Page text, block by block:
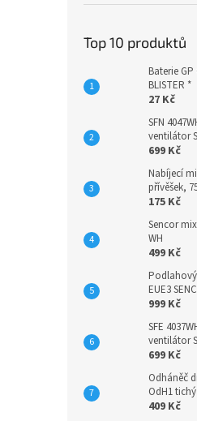
Top 10 produktů
Baterie GP
BLISTER *
27 Kč
SFN
ventilátor
699 Kč
Nabíjecí
přívěšek,
175 Kč
Sencor
WH
499 Kč
Podlahový
EUE3
999 Kč
SFE
ventilátor
699 Kč
Odháněč
OdH1
409 Kč